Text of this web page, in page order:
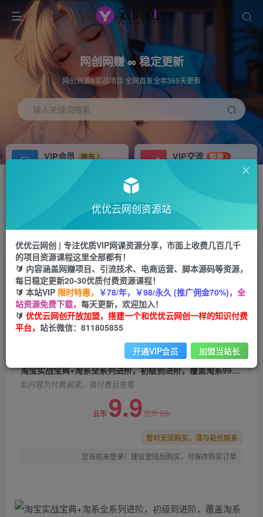
网创网赚 ∞ 稳定更新
网创资源&实战项目 全网首发全年365天更新
输入关键词搜索
VIP会员
抢先
免费下载全站资源
VIP交流
群聊
研究探讨更多创业项目路子。
站长V：hu91275
推荐
首页 冒泡网 正文
淘宝实战宝典+淘系全系列进阶，初级到进阶，覆
盖淘系99%的知识，看透对手，自然会运营
优优云网创
2年前发布
关注 私信
淘宝实战宝典+淘系全系列进阶，初级到进阶，覆盖淘系99%的知识，看透对手，自然会运营
此内容为付费阅读，请付费后查看
云币 9.9云币99
暂时无法购买，请与站长联系
您当前未登录！建议登陆后购买，可保存购买订单
优优云网创资源站
优优云网创 | 专注优质VIP网课资源分享，市面上收费几百几千
的项目资源课程这里全部都有！
🔰 内容涵盖网赚项目、引流技术、电商运营、脚本源码等资源，
每日稳定更新20-30优质付费资源课程！
🔰 本站VIP 限时特惠， ￥78/年，￥98/永久 (推广佣金70%)， 全
站资源免费下载， 每天更新，欢迎加入！
🔰 优优云网创开放加盟，搭建一个和优优云网创一样的知识付费
平台， 站长微信：811805855
开通VIP会员 加盟当站长